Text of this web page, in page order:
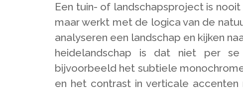
Een tuin- of landschapsproject is
maar werkt met de logica van de
analyseren een landschap en kijken
heidelandschap is dat niet per
bijvoorbeeld het subtiele
en het contrast in verticale